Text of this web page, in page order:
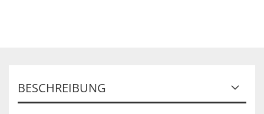
BESCHREIBUNG